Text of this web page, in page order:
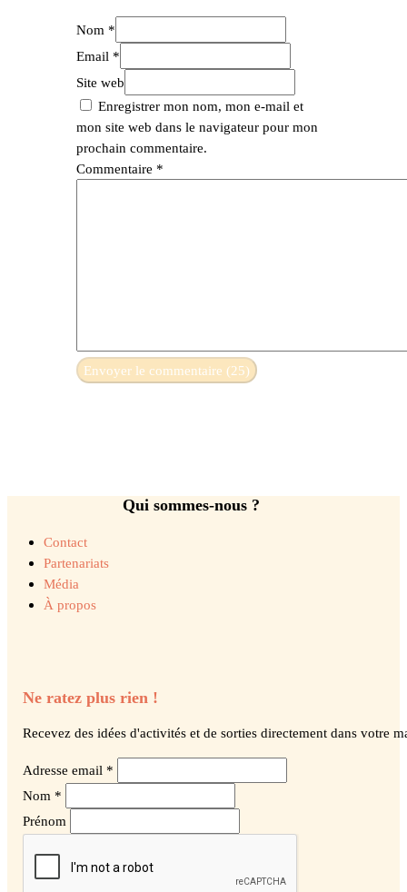
Nom *
Email *
Site web
Enregistrer mon nom, mon e-mail et
mon site web dans le navigateur pour mon
prochain commentaire.
Commentaire *
Qui sommes-nous ?
Contact
Partenariats
Média
À propos
Ne ratez plus rien !
Recevez des idées d'activités et de sorties directement dans votre
Adresse email *
Nom *
Prénom